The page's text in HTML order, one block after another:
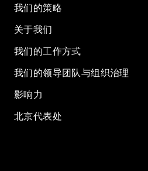
我们的策略
关于我们
我们的工作方式
我们的领导团队与组织治理
影响力
北京代表处